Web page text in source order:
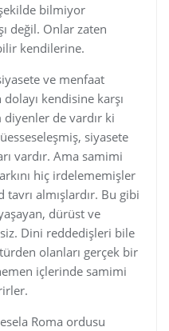
bilmiyor
değil. Onlar zaten
kendilerine.
ve menfaat
kendisine karşı
de vardır ki
siyasete
vardır. Ama samimi
hiç irdelememişler
almışlardır. Bu gibi
dürüst ve
Dini reddedişleri bile
olanları gerçek bir
içlerinde samimi
Roma ordusu